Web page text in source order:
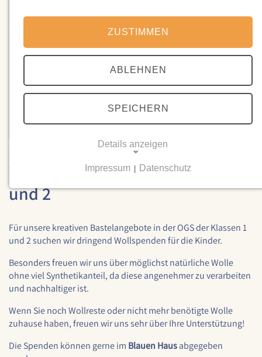
Wolle für die OGS der Klassen 1
und 2
Für unsere kreativen Bastelangebote in der OGS der Klassen 1
und 2 suchen wir dringend Wollspenden für die Kinder.
Besonders freuen wir uns über möglichst natürliche Wolle
ohne viel Synthetikanteil, da diese angenehmer zu verarbeiten
und nachhaltiger ist.
Wenn Sie noch Wollreste oder nicht mehr benötigte Wolle
zuhause haben, freuen wir uns sehr über Ihre Unterstützung!
Die Spenden können gerne im Blauen Hausabgegeben
ZUSTIMMEN
ABLEHNEN
SPEICHERN
Details anzeigen
Notwendige Cookies ermöglichen grundlegende
Einverständnis-Cookie
Name:
cookie_consent
Zweck:
Dieser Cookie speichert die ausgewählten
Einverständnis-Optionen des Benutzers
Cookie Laufzeit:
Impressum Datenschutz